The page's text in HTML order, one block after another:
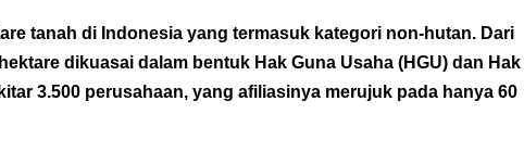
tanah di Indonesia yang termasuk kategori non-hutan. Dari
dikuasai dalam bentuk Hak Guna Usaha (HGU) dan Hak
3.500 perusahaan, yang afiliasinya merujuk pada hanya 60